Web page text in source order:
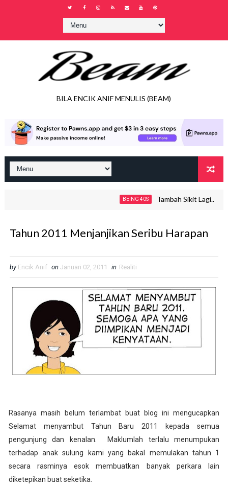
BILA ENCIK ANIF MENULIS (BEAM)
BEING 40S Tambah Sikit Lagi..
Tahun 2011 Menjanjikan Seribu Harapan
by Encik Anif on Januari 02, 2011 in Realiti
Rasanya masih belum terlambat buat blog ini mengucapkan
Selamat menyambut Tahun Baru 2011 kepada semua
pengunjung dan kenalan. Maklumlah terlalu menumpukan
terhadap anak sulung kami yang bakal memulakan tahun 1
secara rasminya esok membuatkan banyak perkara lain
diketepikan buat seketika.